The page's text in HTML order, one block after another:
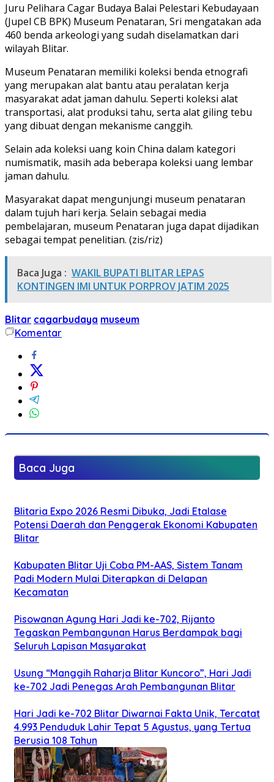
Juru Pelihara Cagar Budaya Balai Pelestari Kebudayaan
(Jupel CB BPK) Museum Penataran, Sri mengatakan ada
460 benda arkeologi yang sudah diselamatkan dari
wilayah Blitar.
Museum Penataran memiliki koleksi benda etnografi
yang merupakan alat bantu atau peralatan kerja
masyarakat adat jaman dahulu. Seperti koleksi alat
transportasi, alat produksi tahu, serta alat giling tebu
yang dibuat dengan mekanisme canggih.
Selain ada koleksi uang koin China dalam kategori
numismatik, masih ada beberapa koleksi uang lembar
jaman dahulu.
Masyarakat dapat mengunjungi museum penataran
dalam tujuh hari kerja. Selain sebagai media
pembelajaran, museum Penataran juga dapat dijadikan
sebagai tempat penelitian. (zis/riz)
Baca Juga : WAKIL BUPATI BLITAR LEPAS
KONTINGEN IMI UNTUK PORPROV JATIM 2025
Blitar cagarbudaya museum
Komentar
Baca Juga
Blitaria Expo 2026 Resmi Dibuka, Jadi Etalase
Potensi Daerah dan Penggerak Ekonomi Kabupaten
Blitar
Kabupaten Blitar Uji Coba PM-AAS, Sistem Tanam
Padi Modern Mulai Diterapkan di Delapan
Kecamatan
Pisowanan Agung Hari Jadi ke-702, Rijanto
Tegaskan Pembangunan Harus Berdampak bagi
Seluruh Lapisan Masyarakat
Usung “Manggih Raharja Blitar Kuncoro”, Hari Jadi
ke-702 Jadi Penegas Arah Pembangunan Blitar
Hari Jadi ke-702 Blitar Diwarnai Fakta Unik, Tercatat
4.993 Penduduk Lahir Tepat 5 Agustus, yang Tertua
Berusia 108 Tahun